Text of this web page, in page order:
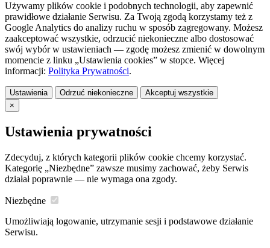
Używamy plików cookie i podobnych technologii, aby zapewnić
prawidłowe działanie Serwisu. Za Twoją zgodą korzystamy też z
Google Analytics do analizy ruchu w sposób zagregowany. Możesz
zaakceptować wszystkie, odrzucić niekonieczne albo dostosować
swój wybór w ustawieniach — zgodę możesz zmienić w dowolnym
momencie z linku „Ustawienia cookies” w stopce. Więcej
informacji: Polityka Prywatności.
Ustawienia Odrzuć niekonieczne
Akceptuj wszystkie
×
Ustawienia prywatności
Zdecyduj, z których kategorii plików cookie chcemy korzystać.
Kategorię „Niezbędne” zawsze musimy zachować, żeby Serwis
działał poprawnie — nie wymaga ona zgody.
Niezbędne
Umożliwiają logowanie, utrzymanie sesji i podstawowe działanie
Serwisu.